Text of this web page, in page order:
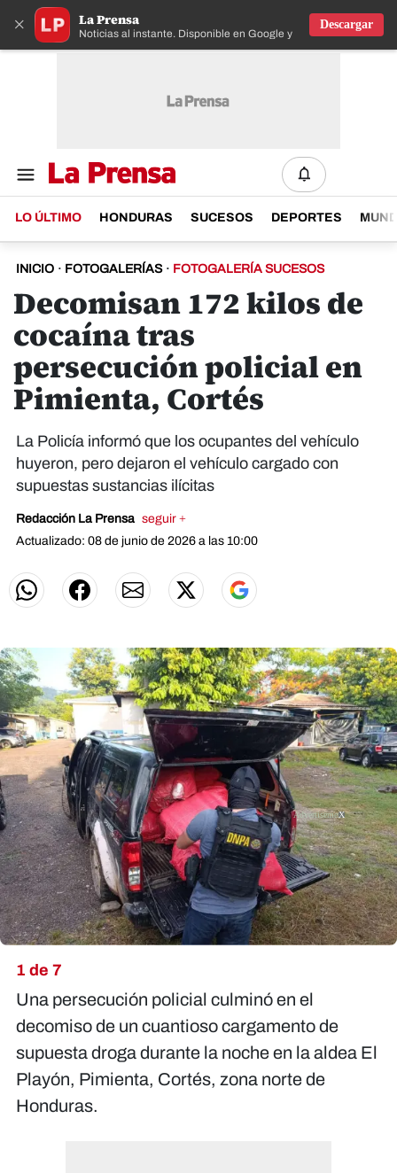
× La Prensa
Noticias al instante. Disponible en Google y IOS
Descargar
LO ÚLTIMO HONDURAS SUCESOS DEPORTES
INICIO · FOTOGALERÍAS · FOTOGALERÍA SUCESOS
Decomisan 172 kilos de
cocaína tras
persecución policial en
Pimienta, Cortés
La Policía informó que los ocupantes del vehículo
huyeron, pero dejaron el vehículo cargado con
supuestas sustancias ilícitas
Redacción La Prensa seguir +
Actualizado: 08 de junio de 2026 a las 10:00
1 de 7
Una persecución policial culminó en el
decomiso de un cuantioso cargamento de
supuesta droga durante la noche en la aldea El
Playón, Pimienta, Cortés, zona norte de
Honduras.
X